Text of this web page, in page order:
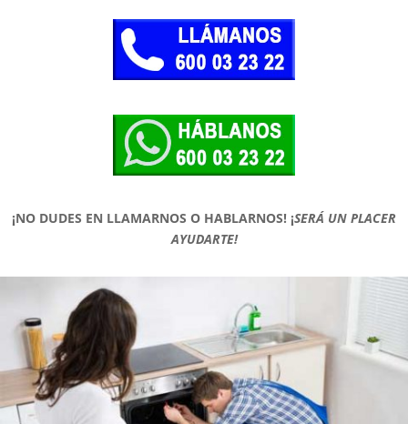
¡NO DUDES EN LLAMARNOS O HABLARNOS! ¡SERÁ UN PLACER
AYUDARTE!